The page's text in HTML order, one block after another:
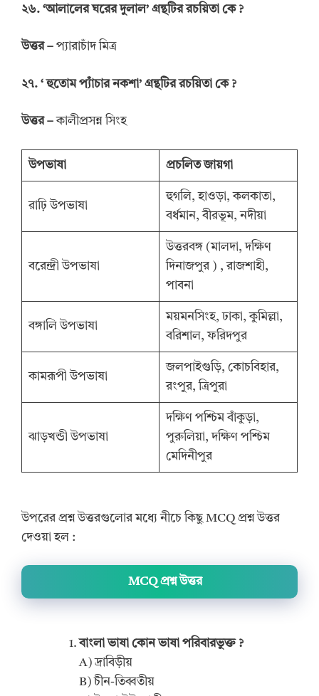
২৬. ‘আলালের ঘরের দুলাল’ গ্রন্থটির রচয়িতা কে ?
উত্তর – প্যারাচাঁদ মিত্র
২৭. ‘ হুতোম প্যাঁচার নকশা’ গ্রন্থটির রচয়িতা কে ?
উত্তর –কালীপ্রসন্ন সিংহ
উপভাষা প্রচলিত জায়গা
রাঢ়ি উপভাষা
হুগলি, হাওড়া, কলকাতা,
বর্ধমান, বীরভূম, নদীয়া
বরেন্দ্রী উপভাষা
উত্তরবঙ্গ (মালদা, দক্ষিণ
দিনাজপুর ) , রাজশাহী,
পাবনা
বঙ্গালি উপভাষা
ময়মনসিংহ, ঢাকা, কুমিল্লা,
বরিশাল, ফরিদপুর
কামরূপী উপভাষা
জলপাইগুড়ি, কোচবিহার,
রংপুর, ত্রিপুরা
ঝাড়খন্ডী উপভাষা
দক্ষিণ পশ্চিম বাঁকুড়া,
পুরুলিয়া, দক্ষিণ পশ্চিম
মেদিনীপুর
উপরের প্রশ্ন উত্তরগুলোর মধ্যে নীচে কিছু MCQ প্রশ্ন উত্তর
দেওয়া হল :
MCQ প্রশ্ন উত্তর
বাংলা ভাষা কোন ভাষা পরিবারভুক্ত ?
A) দ্রাবিড়ীয়
B) চীন-তিব্বতীয়